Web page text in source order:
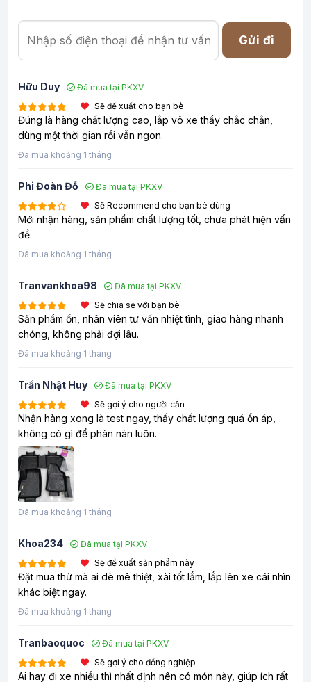
Gửi đi
Hữu Duy
Đã mua tại PKXV
Sẽ đề xuất cho bạn bè
Đúng là hàng chất lượng cao, lắp vô xe thấy chắc chắn,
dùng một thời gian rồi vẫn ngon.
Đã mua khoảng 1 tháng
Phi Đoàn Đỗ
Đã mua tại PKXV
Sẽ Recommend cho bạn bè dùng
Mới nhận hàng, sản phẩm chất lượng tốt, chưa phát hiện vấn
đề.
Đã mua khoảng 1 tháng
Tranvankhoa98
Đã mua tại PKXV
Sẽ chia sẻ với bạn bè
Sản phẩm ổn, nhân viên tư vấn nhiệt tình, giao hàng nhanh
chóng, không phải đợi lâu.
Đã mua khoảng 1 tháng
Trần Nhật Huy
Đã mua tại PKXV
Sẽ gợi ý cho người cần
Nhận hàng xong là test ngay, thấy chất lượng quá ổn áp,
không có gì để phàn nàn luôn.
Đã mua khoảng 1 tháng
Khoa234
Đã mua tại PKXV
Sẽ đề xuất sản phẩm này
Đặt mua thử mà ai dè mê thiệt, xài tốt lắm, lắp lên xe cái nhìn
khác biệt ngay.
Đã mua khoảng 1 tháng
Tranbaoquoc
Đã mua tại PKXV
Sẽ gợi ý cho đồng nghiệp
Ai hay đi xe nhiều thì nhất định nên có món này, giúp ích rất